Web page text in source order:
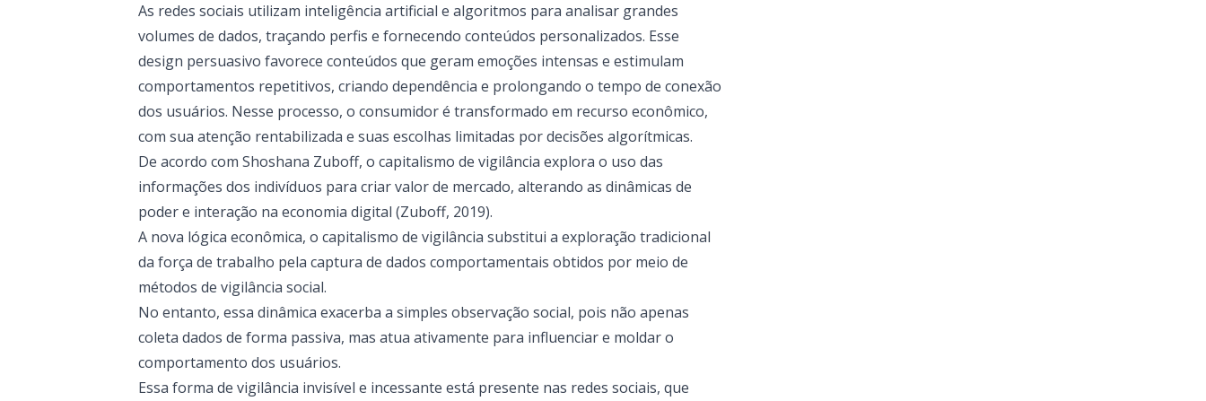
As redes sociais utilizam inteligência artificial e algoritmos para analisar grandes
volumes de dados, traçando perfis e fornecendo conteúdos personalizados. Esse
design persuasivo favorece conteúdos que geram emoções intensas e estimulam
comportamentos repetitivos, criando dependência e prolongando o tempo de conexão
dos usuários. Nesse processo, o consumidor é transformado em recurso econômico,
com sua atenção rentabilizada e suas escolhas limitadas por decisões algorítmicas.
De acordo com Shoshana Zuboff, o capitalismo de vigilância explora o uso das
informações dos indivíduos para criar valor de mercado, alterando as dinâmicas de
poder e interação na economia digital (Zuboff, 2019).
A nova lógica econômica, o capitalismo de vigilância substitui a exploração tradicional
da força de trabalho pela captura de dados comportamentais obtidos por meio de
métodos de vigilância social.
No entanto, essa dinâmica exacerba a simples observação social, pois não apenas
coleta dados de forma passiva, mas atua ativamente para influenciar e moldar o
comportamento dos usuários.
Essa forma de vigilância invisível e incessante está presente nas redes sociais, que